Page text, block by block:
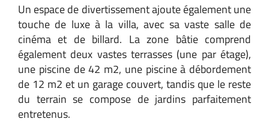
Un espace de divertissement ajoute également une
touche de luxe à la villa, avec sa vaste salle de
cinéma et de billard. La zone bâtie comprend
également deux vastes terrasses (une par étage),
une piscine de 42 m2, une piscine à débordement
de 12 m2 et un garage couvert, tandis que le reste
du terrain se compose de jardins parfaitement
entretenus.